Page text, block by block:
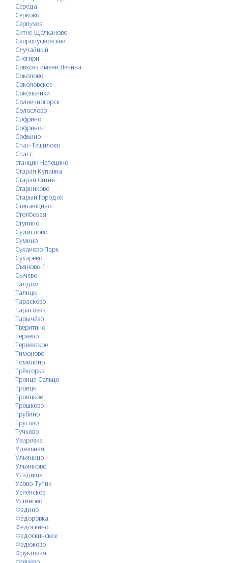
Середа
Серково
Серпухов
Ситне-Щелканово
Скоропусковский
Случайный
Снегири
Совхоза имени Ленина
Соколово
Соколовское
Сокольники
Солнечногорск
Солослово
Софрино
Софрино-1
Софьино
Спас-Тешилово
Спасс
станции Непецино
Старая Купавна
Старая Ситня
Старниково
Старый Городок
Степанщино
Столбовая
Ступино
Судислово
Сумино
Суханово Парк
Сухарево
Съяново-1
Сычёво
Талдом
Талицы
Тарасково
Тарасовка
Тарычёво
Тверитино
Теряево
Теряевское
Тимоново
Томилино
Трёхгорка
Троице-Сельцо
Троицк
Троицкое
Трошково
Трубино
Трусово
Тучково
Уваровка
Удельная
Ульянино
Ульянково
Усадище
Усово-Тупик
Успенское
Устиново
Федино
Фёдоровка
Федоскино
Федоскинское
Федюково
Фруктовая